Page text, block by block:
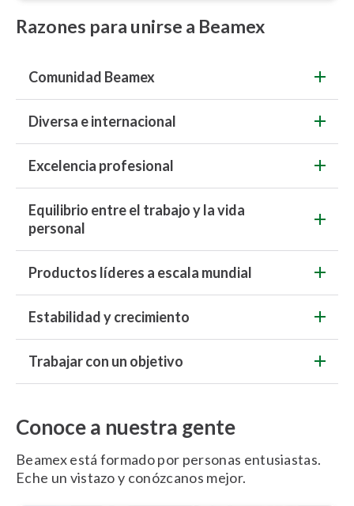
Razones para unirse a Beamex
Comunidad Beamex
Diversa e internacional
Excelencia profesional
Equilibrio entre el trabajo y la vida
personal
Productos líderes a escala mundial
Estabilidad y crecimiento
Trabajar con un objetivo
Conoce a nuestra gente
Beamex está formado por personas entusiastas.
Eche un vistazo y conózcanos mejor.